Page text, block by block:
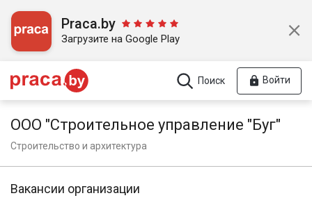
Praca.by
Загрузите на Google Play
Поиск Войти
ООО "Строительное управление "Буг"
Строительство и архитектура
Вакансии организации